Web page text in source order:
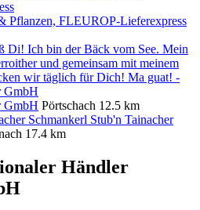
Pflanzen, FLEUROP-Lieferexpress
GmbH Pörtschach 12.5 km
Tainacher
17.4 km
Händler